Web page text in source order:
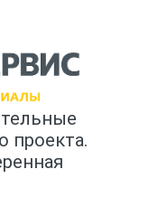
проекта.